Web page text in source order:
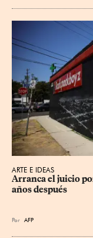
ARTE E IDEAS
Arranca el juicio
años después
Por AFP